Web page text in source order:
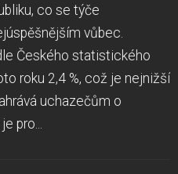
co se týče
vůbec.
Českého statistického
roku 2,4 %, což je nejnižší
uchazečům o
pro...